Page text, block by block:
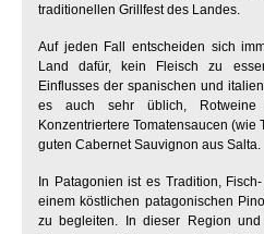
traditionellen Grillfest des Landes.
Auf jeden Fall entscheiden sich
Land dafür, kein Fleisch zu
Einflusses der spanischen und
es auch sehr üblich, Rotweine
Konzentriertere Tomatensaucen
guten Cabernet Sauvignon aus Salta.
In Patagonien ist es Tradition,
einem köstlichen patagonischen
zu begleiten. In dieser Region